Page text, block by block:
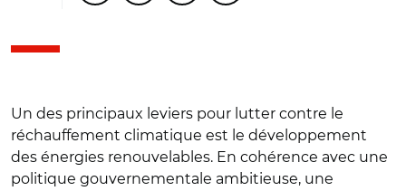
Un des principaux leviers pour lutter contre le
réchauffement climatique est le développement
des énergies renouvelables. En cohérence avec une
politique gouvernementale ambitieuse, une